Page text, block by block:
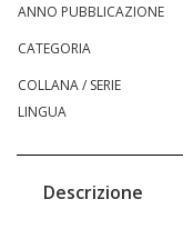
ANNO PUBBLICAZIONE
CATEGORIA
COLLANA / SERIE
LINGUA
Descrizione